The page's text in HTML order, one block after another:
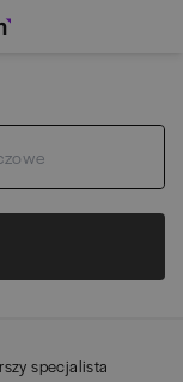
specjalista